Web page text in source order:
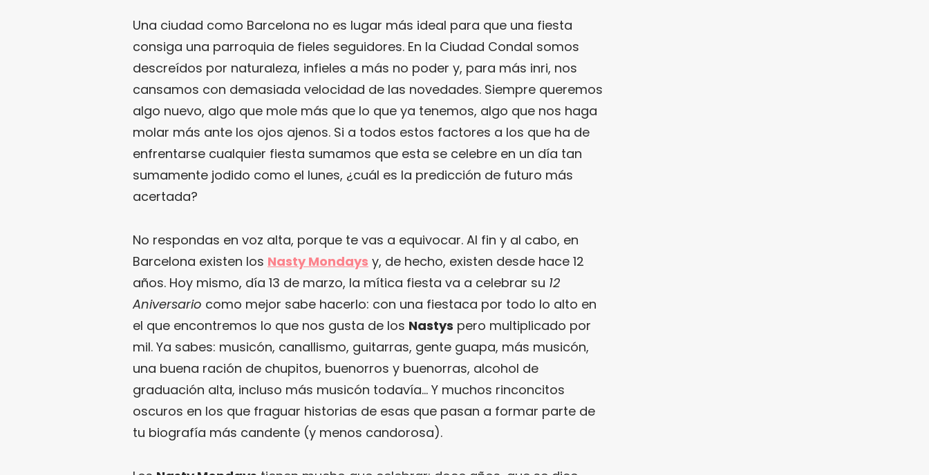
Una ciudad como Barcelona no es lugar más ideal para que una fiesta
consiga una parroquia de fieles seguidores. En la Ciudad Condal somos
descreídos por naturaleza, infieles a más no poder y, para más inri, nos
cansamos con demasiada velocidad de las novedades. Siempre queremos
algo nuevo, algo que mole más que lo que ya tenemos, algo que nos haga
molar más ante los ojos ajenos. Si a todos estos factores a los que ha de
enfrentarse cualquier fiesta sumamos que esta se celebre en un día tan
sumamente jodido como el lunes, ¿cuál es la predicción de futuro más
acertada?
No respondas en voz alta, porque te vas a equivocar. Al fin y al cabo, en
Barcelona existen los Nasty Mondays y, de hecho, existen desde hace 12
años. Hoy mismo, día 13 de marzo, la mítica fiesta va a celebrar su 12
Aniversario como mejor sabe hacerlo: con una fiestaca por todo lo alto en
el que encontremos lo que nos gusta de los Nastys pero multiplicado por
mil. Ya sabes: musicón, canallismo, guitarras, gente guapa, más musicón,
una buena ración de chupitos, buenorros y buenorras, alcohol de
graduación alta, incluso más musicón todavía… Y muchos rinconcitos
oscuros en los que fraguar historias de esas que pasan a formar parte de
tu biografía más candente (y menos candorosa).